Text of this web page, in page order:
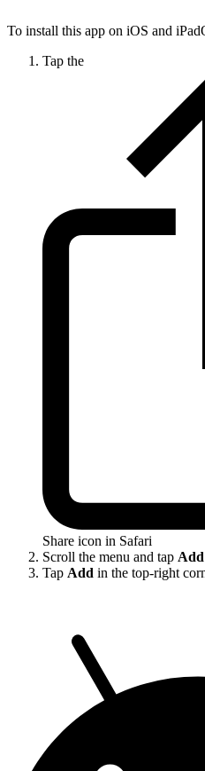
To install this app on iOS and
Tap the
Share icon in Safari
Scroll the menu and tap Add
Tap Add in the top-right